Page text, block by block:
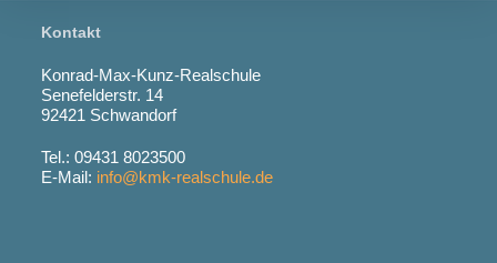
Kontakt
Konrad-Max-Kunz-Realschule
Senefelderstr. 14
92421 Schwandorf
Tel.: 09431 8023500
E-Mail: info@kmk-realschule.de